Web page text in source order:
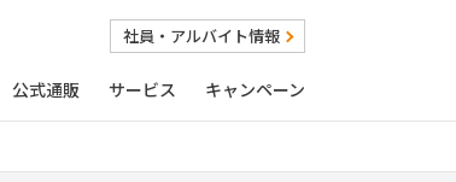
社員・アルバイト情報
公式通販 サービス キャンペーン